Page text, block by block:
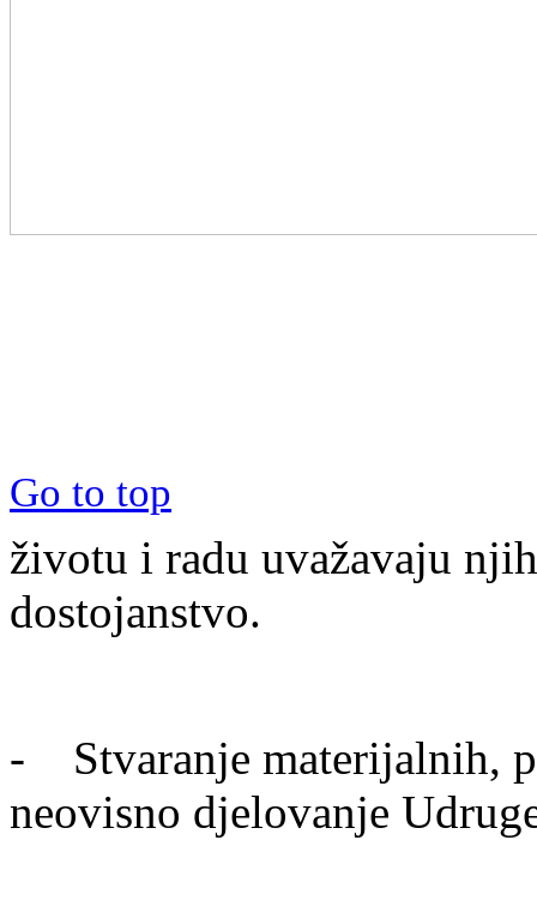
Go to top
životu i radu uvažavaju
dostojanstvo.
- Stvaranje materijalnih,
neovisno djelovanje